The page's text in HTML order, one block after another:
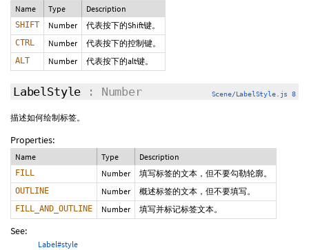
Name Type Description
SHIFT Number 代表按下的Shift键。
CTRL Number 代表按下的控制键。
ALT Number 代表按下的alt键。
LabelStyle : Number Scene/LabelStyle.js 8
描述如何绘制标签。
Properties:
Name Type Description
FILL Number 填写标签的文本，但不要勾勒轮廓。
OUTLINE Number 概述标签的文本，但不要填写。
FILL_AND_OUTLINE Number 填写并标记标签文本。
See:
Label#style